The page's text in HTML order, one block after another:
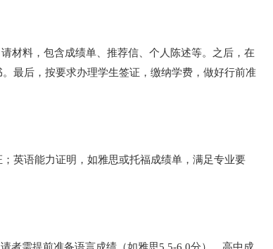
材料，包含成绩单、推荐信、个人陈述等。之后，在
最后，按要求办理学生签证，缴纳学费，做好行前准
英语能力证明，如雅思或托福成绩单，满足专业要